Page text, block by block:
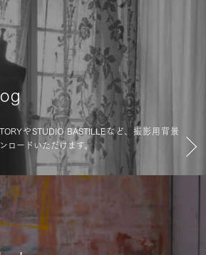
やSTUDIO BASTILLEなど、撮影用背景
ロードいただけます。